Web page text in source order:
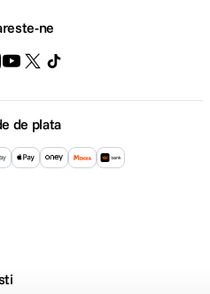
ne
de plata